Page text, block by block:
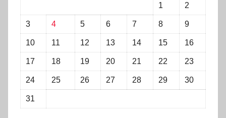
1 2
3 4 5 6 7 8 9
10 11 12 13 14 15 16
17 18 19 20 21 22 23
24 25 26 27 28 29 30
31